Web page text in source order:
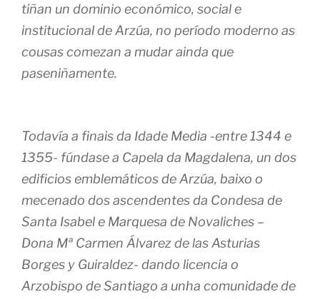
tiñan un dominio económico, social e
institucional de Arzúa, no período moderno as
cousas comezan a mudar ainda que
paseniñamente.
Todavía a finais da Idade Media -entre 1344 e
1355- fúndase a Capela da Magdalena, un dos
edificios emblemáticos de Arzúa, baixo o
mecenado dos ascendentes da Condesa de
Santa Isabel e Marquesa de Novaliches –
Dona Mª Carmen Álvarez de las Asturias
Borges y Guiraldez- dando licencia o
Arzobispo de Santiago a unha comunidade de